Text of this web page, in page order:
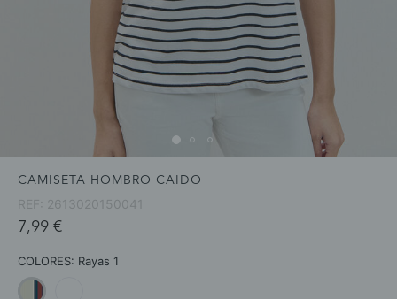
CAMISETA HOMBRO CAIDO
REF: 2613020150041
7,99 €
COLORES: Rayas 1